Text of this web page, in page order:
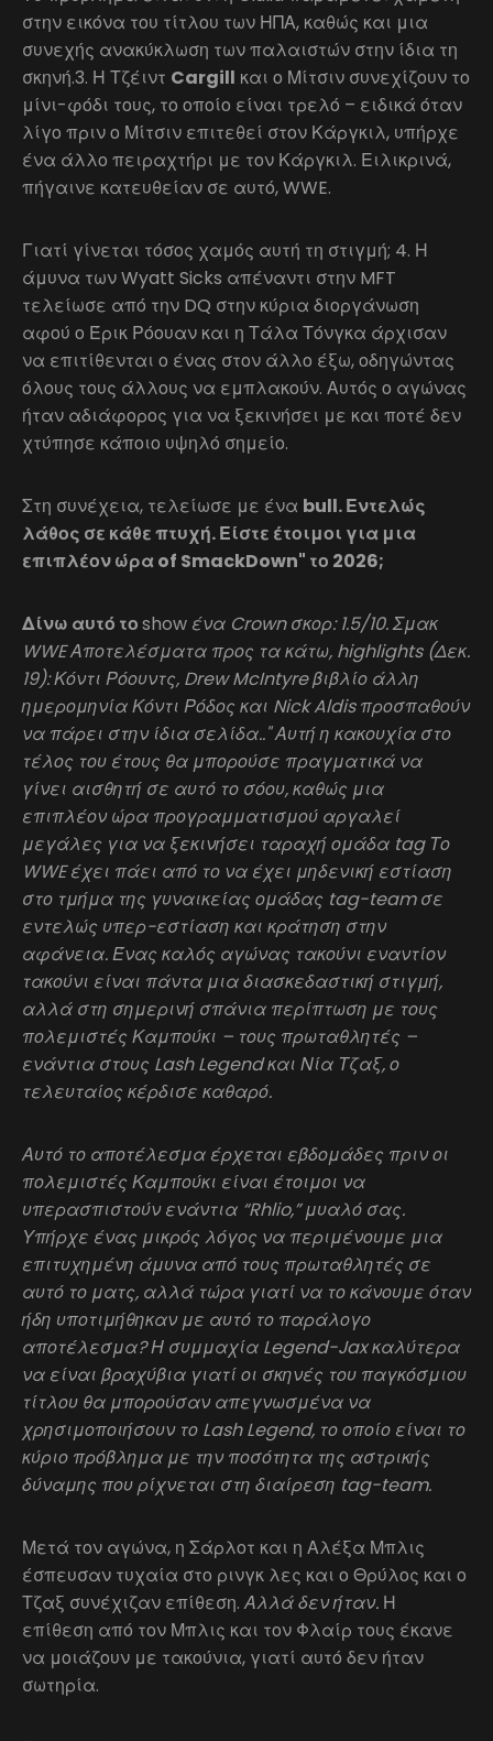
στην εικόνα του τίτλου των ΗΠΑ, καθώς και μια
συνεχής ανακύκλωση των παλαιστών στην ίδια τη
σκηνή.3. Η Τζέιντ Cargill και ο Μίτσιν συνεχίζουν το
μίνι-φόδι τους, το οποίο είναι τρελό – ειδικά όταν
λίγο πριν ο Μίτσιν επιτεθεί στον Κάργκιλ, υπήρχε
ένα άλλο πειραχτήρι με τον Κάργκιλ. Ειλικρινά,
πήγαινε κατευθείαν σε αυτό, WWE.
Γιατί γίνεται τόσος χαμός αυτή τη στιγμή; 4. Η
άμυνα των Wyatt Sicks απέναντι στην MFT
τελείωσε από την DQ στην κύρια διοργάνωση
αφού ο Έρικ Ρόουαν και η Τάλα Τόνγκα άρχισαν
να επιτίθενται ο ένας στον άλλο έξω, οδηγώντας
όλους τους άλλους να εμπλακούν. Αυτός ο αγώνας
ήταν αδιάφορος για να ξεκινήσει με και ποτέ δεν
χτύπησε κάποιο υψηλό σημείο.
Στη συνέχεια, τελείωσε με ένα bull. Εντελώς
λάθος σε κάθε πτυχή. Είστε έτοιμοι για μια
επιπλέον ώρα of SmackDown" το 2026;
Δίνω αυτό τοshow ένα Crown σκορ: 1.5/10. Σμακ
WWE Αποτελέσματα προς τα κάτω, highlights (Δεκ.
19): Κόντι Ρόουντς, Drew McIntyre βιβλίο άλλη
ημερομηνία Κόντι Ρόδος και Nick Aldis προσπαθούν
να πάρει στην ίδια σελίδα.." Αυτή η κακουχία στο
τέλος του έτους θα μπορούσε πραγματικά να
γίνει αισθητή σε αυτό το σόου, καθώς μια
επιπλέον ώρα προγραμματισμού αργαλεί
μεγάλες για να ξεκινήσει ταραχή ομάδα tag Το
WWE έχει πάει από το να έχει μηδενική εστίαση
στο τμήμα της γυναικείας ομάδας tag-team σε
εντελώς υπερ-εστίαση και κράτηση στην
αφάνεια. Ένας καλός αγώνας τακούνι εναντίον
τακούνι είναι πάντα μια διασκεδαστική στιγμή,
αλλά στη σημερινή σπάνια περίπτωση με τους
πολεμιστές Καμπούκι – τους πρωταθλητές –
ενάντια στους Lash Legend και Νία Τζαξ, ο
τελευταίος κέρδισε καθαρό.
Αυτό το αποτέλεσμα έρχεται εβδομάδες πριν οι
πολεμιστές Καμπούκι είναι έτοιμοι να
υπερασπιστούν ενάντια “Rhlio,” μυαλό σας.
Υπήρχε ένας μικρός λόγος να περιμένουμε μια
επιτυχημένη άμυνα από τους πρωταθλητές σε
αυτό το ματς, αλλά τώρα γιατί να το κάνουμε όταν
ήδη υποτιμήθηκαν με αυτό το παράλογο
αποτέλεσμα? Η συμμαχία Legend-Jax καλύτερα
να είναι βραχύβια γιατί οι σκηνές του παγκόσμιου
τίτλου θα μπορούσαν απεγνωσμένα να
χρησιμοποιήσουν το Lash Legend, το οποίο είναι το
κύριο πρόβλημα με την ποσότητα της αστρικής
δύναμης που ρίχνεται στη διαίρεση tag-team.
Μετά τον αγώνα, η Σάρλοτ και η Αλέξα Μπλις
έσπευσαν τυχαία στο ρινγκ λες και ο Θρύλος και ο
Τζαξ συνέχιζαν επίθεση.Αλλά δεν ήταν. Η
επίθεση από τον Μπλις και τον Φλαίρ τους έκανε
να μοιάζουν με τακούνια, γιατί αυτό δεν ήταν
σωτηρία.